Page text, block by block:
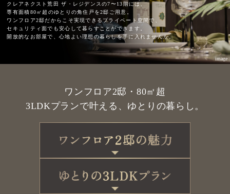
クレアネクスト荒田 ザ・レジデンスの7〜13階には、
専有面積80㎡超のゆとりの角住戸を2邸ご用意。
ワンフロア2邸だからこそ実現できるプライベート空間で、
セキュリティ面でも安心して暮らすことができます。
開放的なお部屋で、心地よい理想の暮らしを手に入れませんか。
image
ワンフロア2邸・80㎡超
3LDKプランで叶える、ゆとりの暮らし。